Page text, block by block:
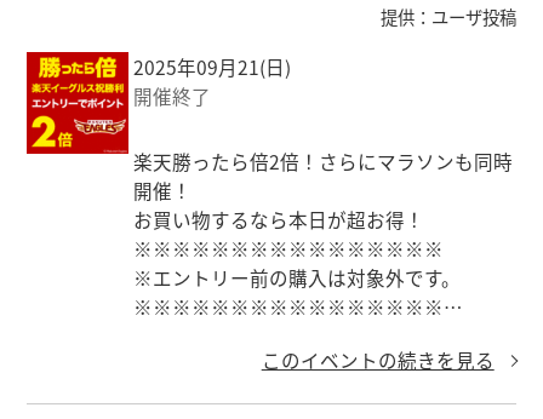
提供： ユーザ投稿
2025年09月21(日)
開催終了
楽天勝ったら倍2倍！さらにマラソンも同時
開催！
お買い物するなら本日が超お得！
※※※※※※※※※※※※※※※※
※エントリー前の購入は対象外です。
※※※※※※※※※※※※※※※※
クーポン・エントリーまとめはこちら
このイベントの続きを見る